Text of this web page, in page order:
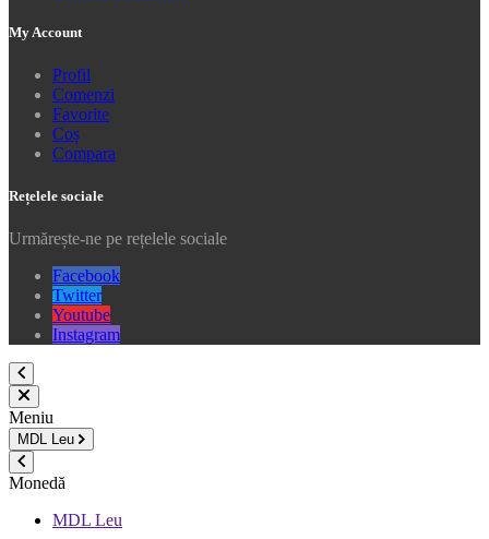
My Account
Profil
Comenzi
Favorite
Coș
Compara
Rețelele sociale
Urmărește-ne pe rețelele sociale
Facebook
Twitter
Youtube
Instagram
Meniu
MDL Leu
Monedă
MDL Leu